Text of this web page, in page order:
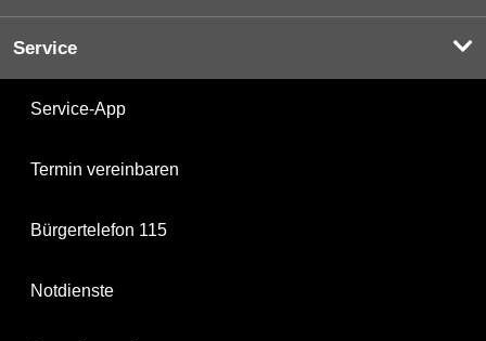
Service
Service-App
Termin vereinbaren
Bürgertelefon 115
Notdienste